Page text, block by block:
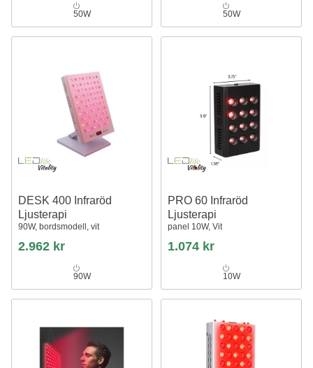
50W 50W
DESK 400 Infraröd
Ljusterapi
90W, bordsmodell, vit
2.962 kr
90W
PRO 60 Infraröd
Ljusterapi
panel 10W, Vit
1.074 kr
10W